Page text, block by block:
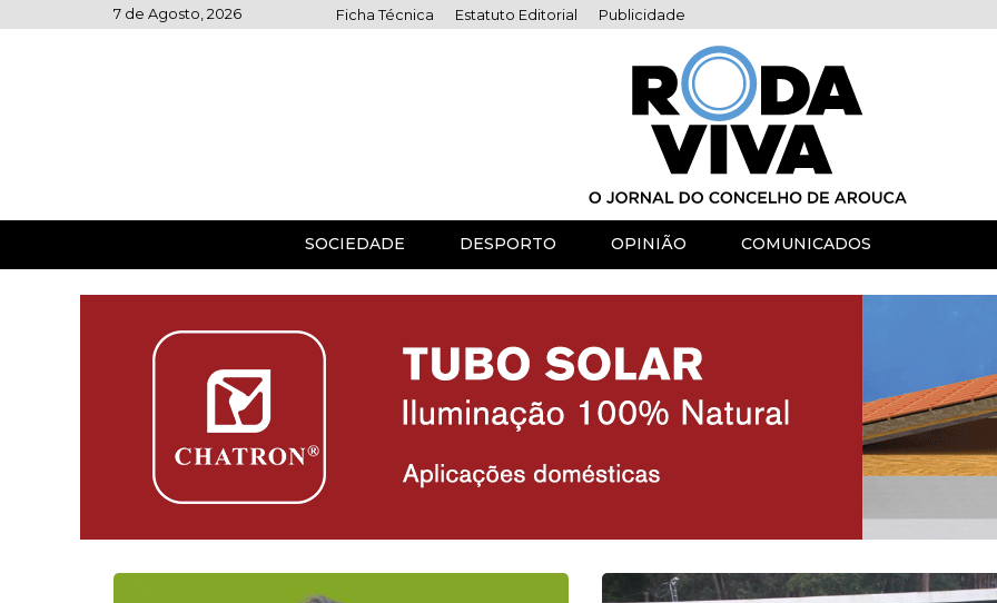
to
7 de Agosto, 2026 Ficha Técnica Estatuto Editorial Publicidade
SOCIEDADE DESPORTO OPINIÃO COMUNICADOS